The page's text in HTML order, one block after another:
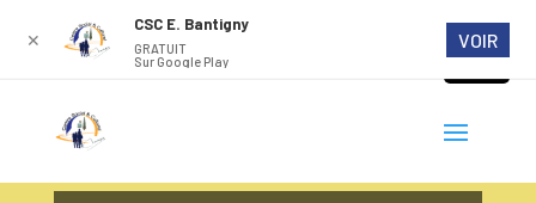
✕
CSC E. Bantigny
GRATUIT
Sur Google Play
VOIR